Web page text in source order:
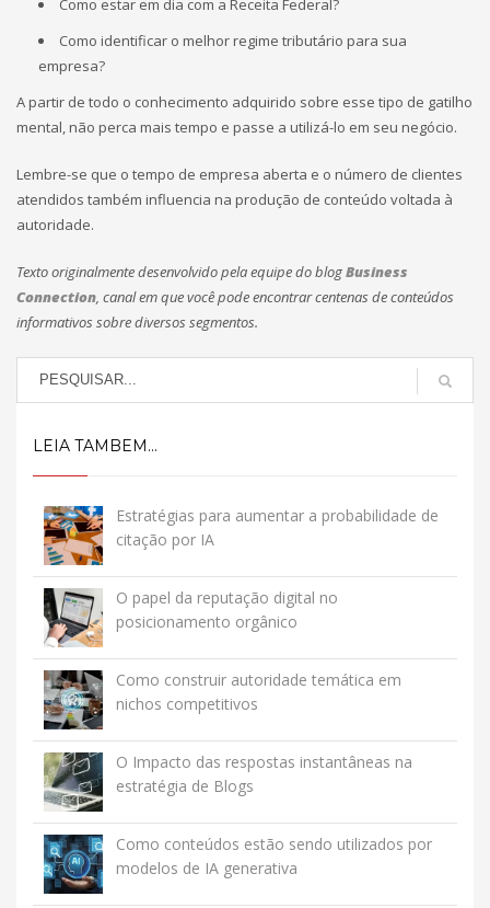
Como estar em dia com a Receita Federal?
Como identificar o melhor regime tributário para sua
empresa?
A partir de todo o conhecimento adquirido sobre esse tipo de gatilho
mental, não perca mais tempo e passe a utilizá-lo em seu negócio.
Lembre-se que o tempo de empresa aberta e o número de clientes
atendidos também influencia na produção de conteúdo voltada à
autoridade.
Texto originalmente desenvolvido pela equipe do blogBusiness
Connection, canal em que você pode encontrar centenas de conteúdos
informativos sobre diversos segmentos.
LEIA TAMBEM...
Estratégias para aumentar a probabilidade de
citação por IA
O papel da reputação digital no
posicionamento orgânico
Como construir autoridade temática em
nichos competitivos
O Impacto das respostas instantâneas na
estratégia de Blogs
Como conteúdos estão sendo utilizados por
modelos de IA generativa